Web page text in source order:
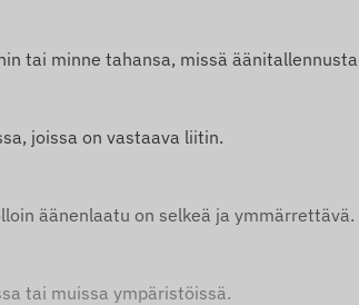
tai minne tahansa, missä
joissa on vastaava liitin.
äänenlaatu on selkeä ja ymmärrettävä.
tai muissa ympäristöissä.